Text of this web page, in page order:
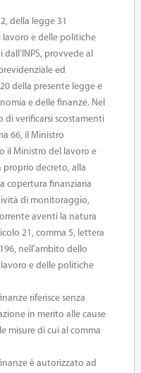
della legge 31
lavoro e delle politiche
provvede al
ed
della presente legge e
e delle finanze. Nel
di verificarsi scostamenti
66, il Ministro
il Ministro del lavoro e
proprio decreto, alla
copertura finanziaria
di monitoraggio,
aventi la natura
21, comma 5, lettera
nell’ambito dello
e delle politiche
riferisce senza
in merito alle cause
misure di cui al comma
è autorizzato ad